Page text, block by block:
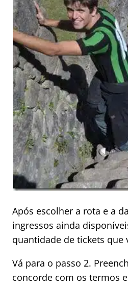
Após escolher a rota e a
ingressos ainda
quantidade de tickets que
Vá para o passo 2.
concorde com os termos